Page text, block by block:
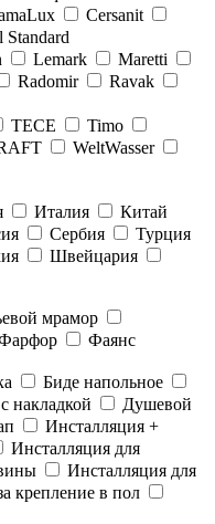
Cersanit
Standard
Lemark
Maretti
Radomir
Ravak
TECE
Timo
WeltWasser
Италия
Китай
Сербия
Турция
Швейцария
мрамор
Фаянс
Биде напольное
накладкой
Душевой
Инсталляция +
Инсталляция для
Инсталляция для
крепление в пол